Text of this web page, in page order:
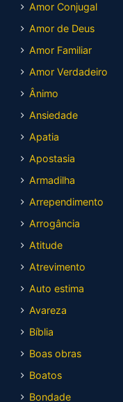
Amor Conjugal
Amor de Deus
Amor Familiar
Amor Verdadeiro
Ânimo
Ansiedade
Apatia
Apostasia
Armadilha
Arrependimento
Arrogância
Atitude
Atrevimento
Auto estima
Avareza
Bíblia
Boas obras
Boatos
Bondade